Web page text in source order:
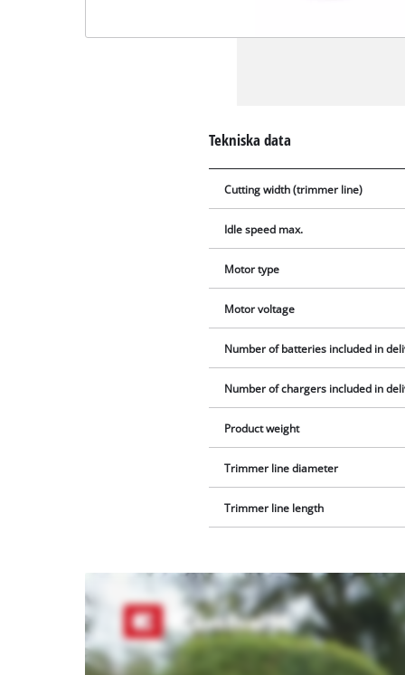
Tekniska data
Cutting width (trimmer line)
Idle speed max.
Motor type
Motor voltage
Number of batteries included in
Number of chargers included in
Product weight
Trimmer line diameter
Trimmer line length
need
your